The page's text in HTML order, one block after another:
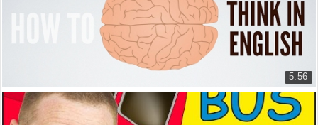
5:56
Cách suy nghĩ bằng tiếng anh
How to think in English